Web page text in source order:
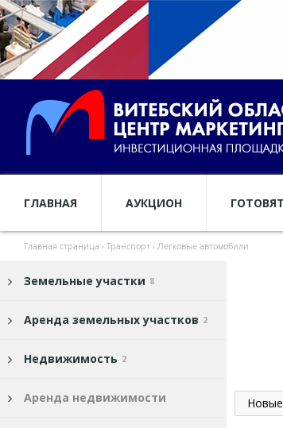
ГЛАВНАЯ АУКЦИОН
Главная страница › Транспорт › Легковые автомобили
Земельные участки 8
Аренда земельных участков 2
Недвижимость 2
Аренда недвижимости Новые